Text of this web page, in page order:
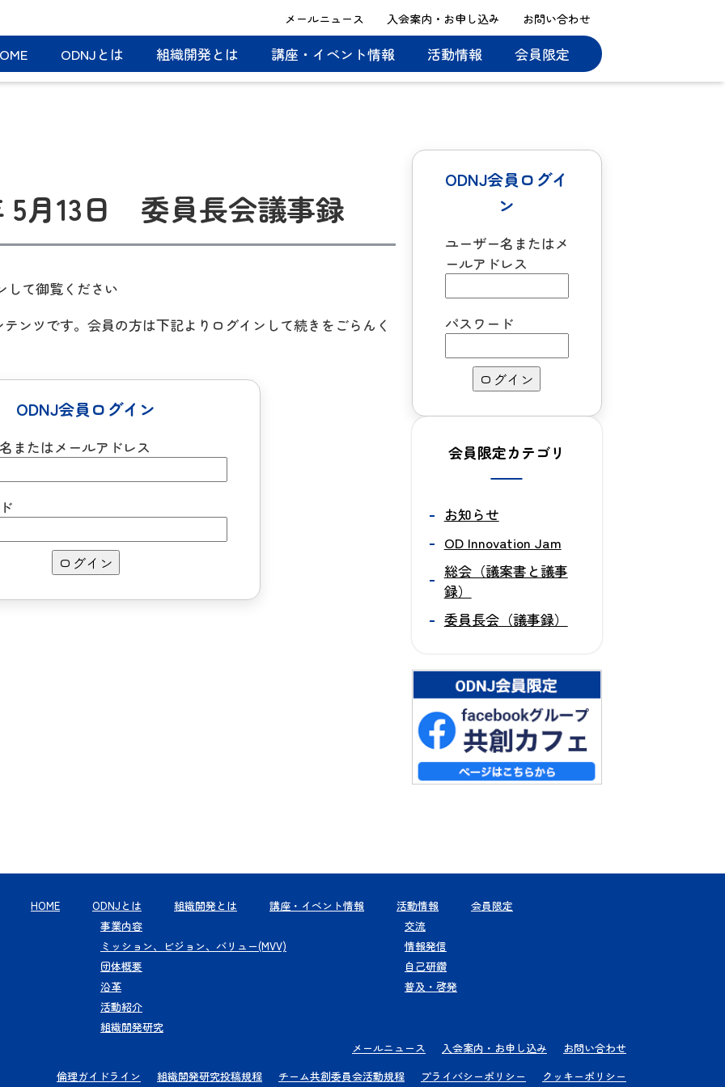
メールニュース 入会案内・お申し込み お問い合わせ
ODNJとは 組織開発とは 講座・イベント情報 活動情報 会員限定
5月13日 委員長会議事録
して御覧ください
ンツです。会員の方は下記よりログインして続きをごらんく
ODNJ会員ログイン
またはメールアドレス
ODNJ会員ログイ
ン
ユーザー名またはメ
ールアドレス
パスワード
会員限定カテゴリ
お知らせ
OD Innovation Jam
総会（議案書と議事
録）
委員長会（議事録）
HOME
ODNJとは
事業内容
ミッション、ビジョン、バリュー(MVV)
団体概要
沿革
活動紹介
組織開発研究
組織開発とは 講座・イベント情報
活動情報
交流
情報発信
自己研鑽
普及・啓発
会員限定
メールニュース 入会案内・お申し込み
お問い合わせ
倫理ガイドライン
組織開発研究投稿規程 チーム共創委員会活動規程 プライバシーポリシー クッキーポリシー